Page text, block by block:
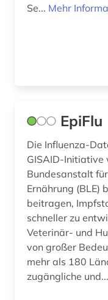
newsletter (1)
oecd (2)
open access (3)
Se... Mehr
EpiFlu
Die Influenza-
GISAID-Initiative
Bundesanstalt
Ernährung (BLE)
beitragen,
schneller zu
Veterinär- und
von großer
mehr als 180
zugängliche und...